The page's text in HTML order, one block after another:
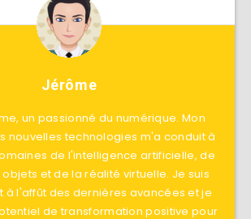
Jérôme
un passionné du numérique. Mon
nouvelles technologies m'a conduit à
de l'intelligence artificielle, de
et de la réalité virtuelle. Je suis
à l'affût des dernières avancées et je
de transformation positive pour